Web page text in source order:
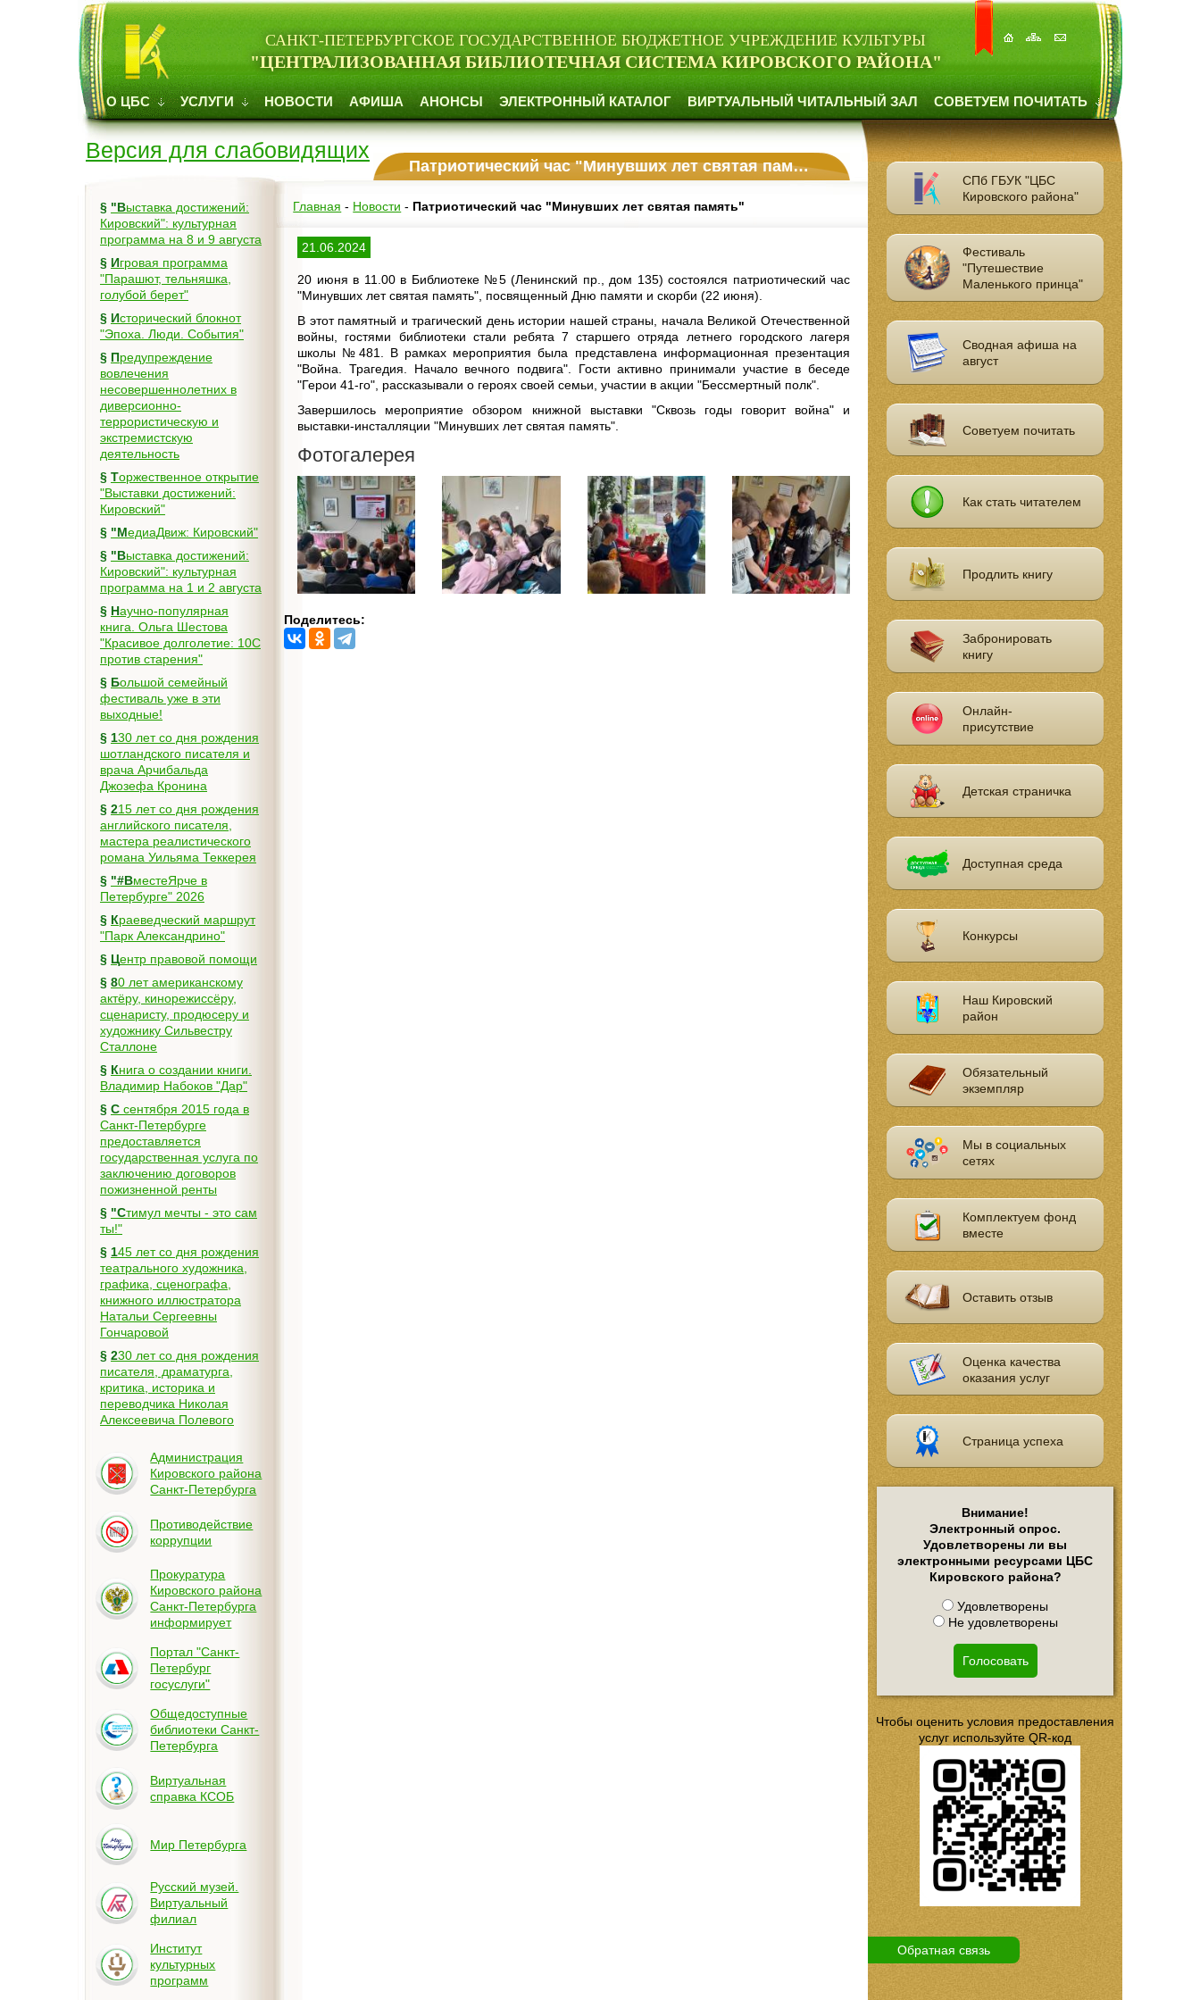
САНКТ-ПЕТЕРБУРГСКОЕ ГОСУДАРСТВЕННОЕ БЮДЖЕТНОЕ УЧРЕЖДЕНИЕ КУЛЬТУРЫ
"ЦЕНТРАЛИЗОВАННАЯ БИБЛИОТЕЧНАЯ СИСТЕМА КИРОВСКОГО РАЙОНА"
О ЦБС УСЛУГИ НОВОСТИ АФИША АНОНСЫ ЭЛЕКТРОННЫЙ КАТАЛОГ ВИРТУАЛЬНЫЙ ЧИТАЛЬНЫЙ ЗАЛ СОВЕТУЕМ ПОЧИТАТЬ
Версия для слабовидящих
§ "Выставка достижений:
Кировский": культурная
программа на 8 и 9 августа
§ Игровая программа
"Парашют, тельняшка,
голубой берет"
§ Исторический блокнот
"Эпоха. Люди. События"
§ Предупреждение
вовлечения
несовершеннолетних в
диверсионно-
террористическую и
экстремистскую
деятельность
§ Торжественное открытие
"Выставки достижений:
Кировский"
§
"МедиаДвиж: Кировский"
§ "Выставка достижений:
Кировский": культурная
программа на 1 и 2 августа
§ Научно-популярная
книга. Ольга Шестова
"Красивое долголетие: 10C
против старения"
§ Большой семейный
фестиваль уже в эти
выходные!
§ 130 лет со дня рождения
шотландского писателя и
врача Арчибальда
Джозефа Кронина
§ 215 лет со дня рождения
английского писателя,
мастера реалистического
романа Уильяма Теккерея
§ "#ВместеЯрче в
Петербурге" 2026
§ Краеведческий маршрут
"Парк Александрино"
§
Центр правовой помощи
§ 80 лет американскому
актёру, кинорежиссёру,
сценаристу, продюсеру и
художнику Сильвестру
Сталлоне
§ Книга о создании книги.
Владимир Набоков "Дар"
§ С сентября 2015 года в
Санкт-Петербурге
предоставляется
государственная услуга по
заключению договоров
пожизненной ренты
§ "Стимул мечты - это сам
ты!"
§ 145 лет со дня рождения
театрального художника,
графика, сценографа,
книжного иллюстратора
Натальи Сергеевны
Гончаровой
§ 230 лет со дня рождения
писателя, драматурга,
критика, историка и
переводчика Николая
Алексеевича Полевого
Администрация
Кировского района
Санкт-Петербурга
Противодействие
коррупции
Прокуратура
Кировского района
Санкт-Петербурга
информирует
Портал "Санкт-
Петербург
госуслуги"
Общедоступные
библиотеки Санкт-
Петербурга
Виртуальная
справка КСОБ
Мир Петербурга
Русский музей.
Виртуальный
филиал
Институт
культурных
программ
Патриотический час "Минувших лет святая память"
Главная - Новости - Патриотический час "Минувших лет святая память"
21.06.2024
20 июня в 11.00 в Библиотеке №5 (Ленинский пр., дом 135) состоялся патриотический час
"Минувших лет святая память", посвященный Дню памяти и скорби (22 июня).
В этот памятный и трагический день истории нашей страны, начала Великой Отечественной
войны, гостями библиотеки стали ребята 7 старшего отряда летнего городского лагеря
школы №481. В рамках мероприятия была представлена информационная презентация
"Война. Трагедия. Начало вечного подвига". Гости активно принимали участие в беседе
"Герои 41-го", рассказывали о героях своей семьи, участии в акции "Бессмертный полк".
Завершилось мероприятие обзором книжной выставки "Сквозь годы говорит война" и
выставки-инсталляции "Минувших лет святая память".
Фотогалерея
Поделитесь:
СПб ГБУК "ЦБС
Кировского района"
Фестиваль
"Путешествие
Маленького принца"
Сводная афиша на
август
Советуем почитать
Как стать читателем
Продлить книгу
Забронировать
книгу
Онлайн-
присутствие
Детская страничка
Доступная среда
Конкурсы
Наш Кировский
район
Обязательный
экземпляр
Мы в социальных
сетях
Комплектуем фонд
вместе
Оставить отзыв
Оценка качества
оказания услуг
Страница успеха
Внимание!
Электронный опрос.
Удовлетворены ли вы
электронными ресурсами ЦБС
Кировского района?
Удовлетворены
Не удовлетворены
Голосовать
Чтобы оценить условия предоставления
услуг используйте QR-код
Обратная связь